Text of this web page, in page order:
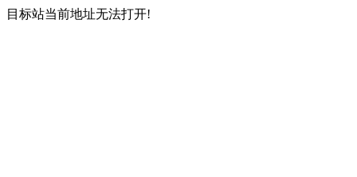
目标站当前地址无法打开!